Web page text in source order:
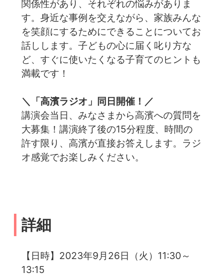
関係性があり、それぞれの悩みがありま
す。身近な事例を交えながら、家族みんな
を笑顔にするためにできることについてお
話しします。子どもの心に届く叱り方な
ど、すぐに使いたくなる子育てのヒントも
満載です！
＼「高濱ラジオ」同日開催！／
講演会当日、みなさまから高濱への質問を
大募集！講演終了後の15分程度、時間の
許す限り、高濱が直接お答えします。ラジ
オ感覚でお楽しみください。
詳細
【日時】2023年9月26日（火）11:30～
13:15